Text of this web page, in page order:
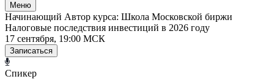
Меню
Начинающий Автор курса: Школа Московской биржи
Налоговые последствия инвестиций в 2026 году
17 сентября, 19:00 МСК
Записаться
Спикер